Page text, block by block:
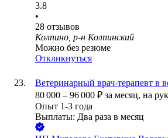
3.8
•
28 отзывов
Колпино, р-н Колпинский
Можно без резюме
Откликнуться
Ветеринарный врач-терапевт в
80 000 – 96 000 ₽ за месяц, на
Опыт 1-3 года
Выплаты: Два раза в месяц